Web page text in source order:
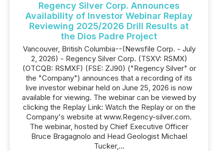
Regency Silver Corp. Announces
Availability of Investor Webinar Replay
Reviewing 2025/2026 Drill Results at
the Dios Padre Project
Vancouver, British Columbia--(Newsfile Corp. - July
2, 2026) - Regency Silver Corp. (TSXV: RSMX)
(OTCQB: RSMXF) (FSE: ZJ90) ("Regency Silver" or
the "Company") announces that a recording of its
live investor webinar held on June 25, 2026 is now
available for viewing. The webinar can be viewed by
clicking the Replay Link: Watch the Replay or on the
Company's website at www.Regency-silver.com.
The webinar, hosted by Chief Executive Officer
Bruce Bragagnolo and Head Geologist Michael
Tucker,...